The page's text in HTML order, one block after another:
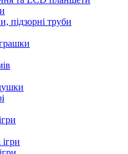
підзорні труби